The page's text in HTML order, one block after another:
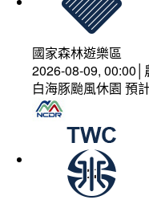
國家森林遊樂區
2026-08-09,
白海豚颱風休園 預